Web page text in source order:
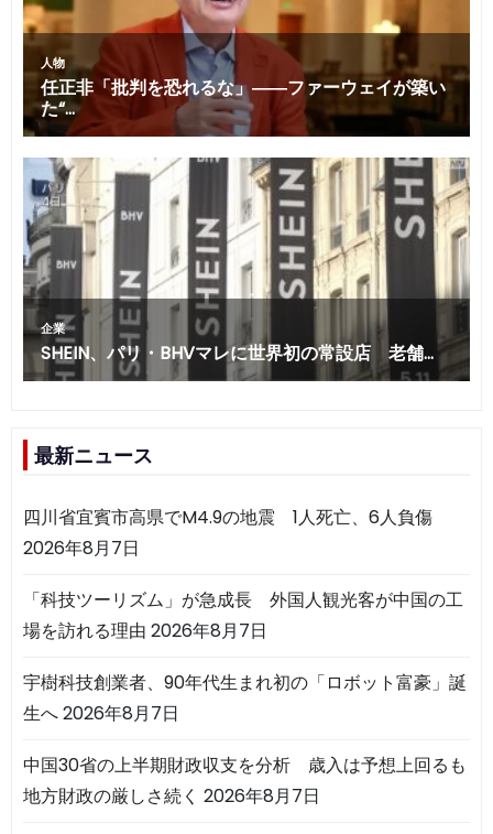
最新ニュース
四川省宜賓市高県でM4.9の地震 1人死亡、6人負傷
2026年8月7日
「科技ツーリズム」が急成長 外国人観光客が中国の工
場を訪れる理由 2026年8月7日
宇樹科技創業者、90年代生まれ初の「ロボット富豪」誕
生へ2026年8月7日
中国30省の上半期財政収支を分析 歳入は予想上回るも
地方財政の厳しさ続く 2026年8月7日